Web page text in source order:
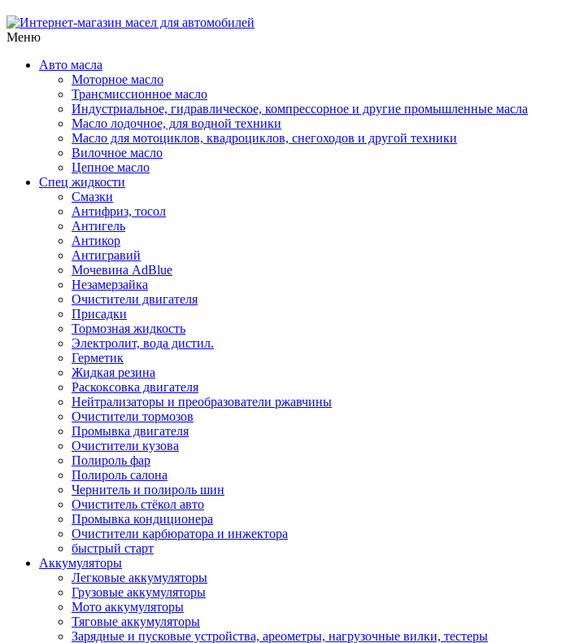
Меню
Авто масла
Моторное масло
Трансмиссионное масло
Индустриальное, гидравлическое, компрессорное и другие промышленные масла
Масло лодочное, для водной техники
Масло для мотоциклов, квадроциклов, снегоходов и другой техники
Вилочное масло
Цепное масло
Спец жидкости
Смазки
Антифриз, тосол
Антигель
Антикор
Антигравий
Мочевина AdBlue
Незамерзайка
Очистители двигателя
Присадки
Тормозная жидкость
Электролит, вода дистил.
Герметик
Жидкая резина
Раскоксовка двигателя
Нейтрализаторы и преобразователи ржавчины
Очистители тормозов
Промывка двигателя
Очистители кузова
Полироль фар
Полироль салона
Чернитель и полироль шин
Очиститель стёкол авто
Промывка кондиционера
Очистители карбюратора и инжектора
быстрый старт
Аккумуляторы
Легковые аккумуляторы
Грузовые аккумуляторы
Мото аккумуляторы
Тяговые аккумуляторы
Зарядные и пусковые устройства, ареометры, нагрузочные вилки, тестеры